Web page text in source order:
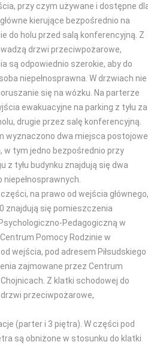
przy czym używane i dostępne
kierujące bezpośrednio na
do holu przed salą konferencyjną. Z
drzwi przeciwpożarowe,
są odpowiednio szerokie, aby do
niepełnosprawna. W drzwiach nie
się na wózku. Na parterze
ewakuacyjne na parking z tyłu za
drugie przez salę konferencyjną.
wyznaczono dwa miejsca postojowe
w tym jedno bezpośrednio przy
z tyłu budynku znajdują się dwa
na prawo od wejścia głównego,
znajdują się pomieszczenia
Pedagogiczną w
Pomocy Rodzinie w
wejścia, pod adresem Piłsudskiego
zajmowane przez Centrum
Z klatki schodowej do
przeciwpożarowe,
(parter i 3 piętra). W części pod
są obniżone w stosunku do klatki